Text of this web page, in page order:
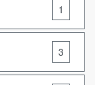
1
3